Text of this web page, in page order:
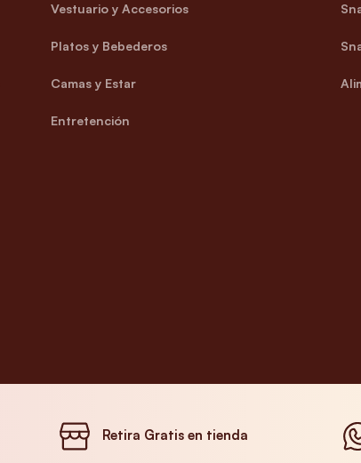
Vestuario y Accesorios
Platos y Bebederos
Camas y Estar
Entretención
Retira Gratis en tienda